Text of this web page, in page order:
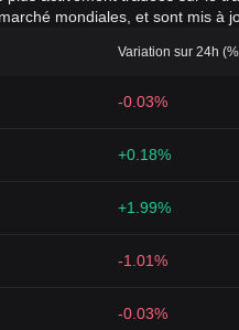
mondiales, et sont mis à
Variation sur 24h
-0.03%
+0.18%
+1.99%
-1.01%
-0.03%